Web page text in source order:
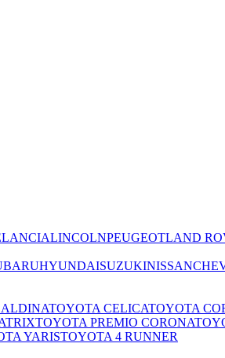
LANCIALINCOLNPEUGEOTLAND
HYUNDAISUZUKINISSAN
TOYOTA CELICATOYOTA
TOYOTA PREMIO CORONA
YARISTOYOTA 4 RUNNER